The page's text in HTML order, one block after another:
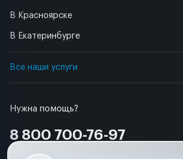
Нужна помощь?
8 800 700-76-97
В Красноярске
В Екатеринбурге
Все наши услуги